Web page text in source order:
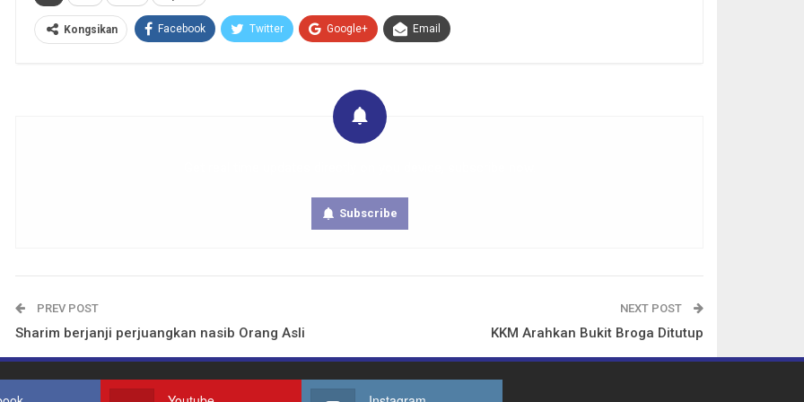
Kongsikan Facebook Twitter Google+ Email
Subscribe
PREV POST
Sharim berjanji perjuangkan nasib Orang Asli
NEXT POST
KKM Arahkan Bukit Broga Ditutup